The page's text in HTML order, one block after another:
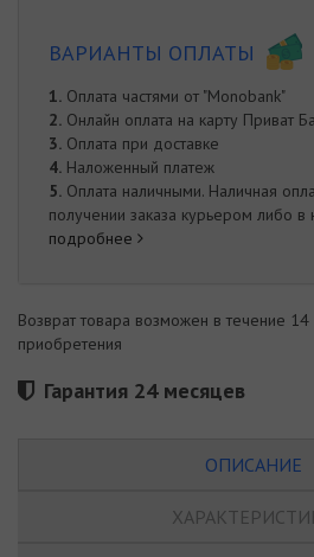
ВАРИАНТЫ ОПЛАТЫ
1. Оплата частями от "Monobank"
2. Онлайн оплата на карту Приват
3. Оплата при доставке
4. Наложенный платеж
5. Оплата наличными. Наличная
получении заказа курьером либо
подробнее
Возврат товара возможен в течение
приобретения
Гарантия 24 месяцев
ОПИСАНИЕ